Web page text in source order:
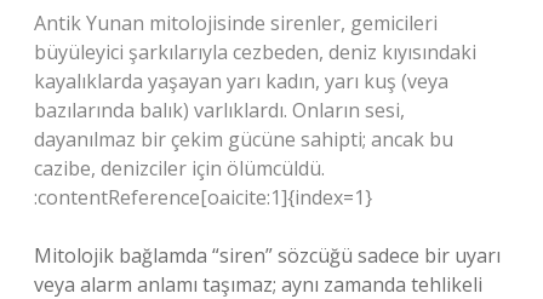
Antik Yunan mitolojisinde sirenler, gemicileri
büyüleyici şarkılarıyla cezbeden, deniz kıyısındaki
kayalıklarda yaşayan yarı kadın, yarı kuş (veya
bazılarında balık) varlıklardı. Onların sesi,
dayanılmaz bir çekim gücüne sahipti; ancak bu
cazibe, denizciler için ölümcüldü.
:contentReference[oaicite:1]{index=1}
Mitolojik bağlamda “siren” sözcüğü sadece bir uyarı
veya alarm anlamı taşımaz; aynı zamanda tehlikeli